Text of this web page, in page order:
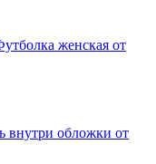
женская от
внутри обложки от